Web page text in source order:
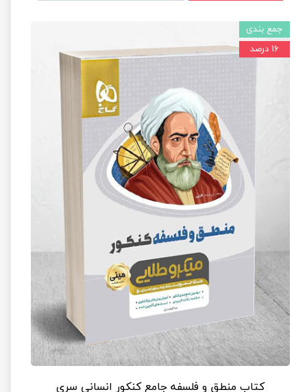
کتاب منطق و فلسفه جامع کنکور انسانی سری
جمع بندی
۱۶ درصد